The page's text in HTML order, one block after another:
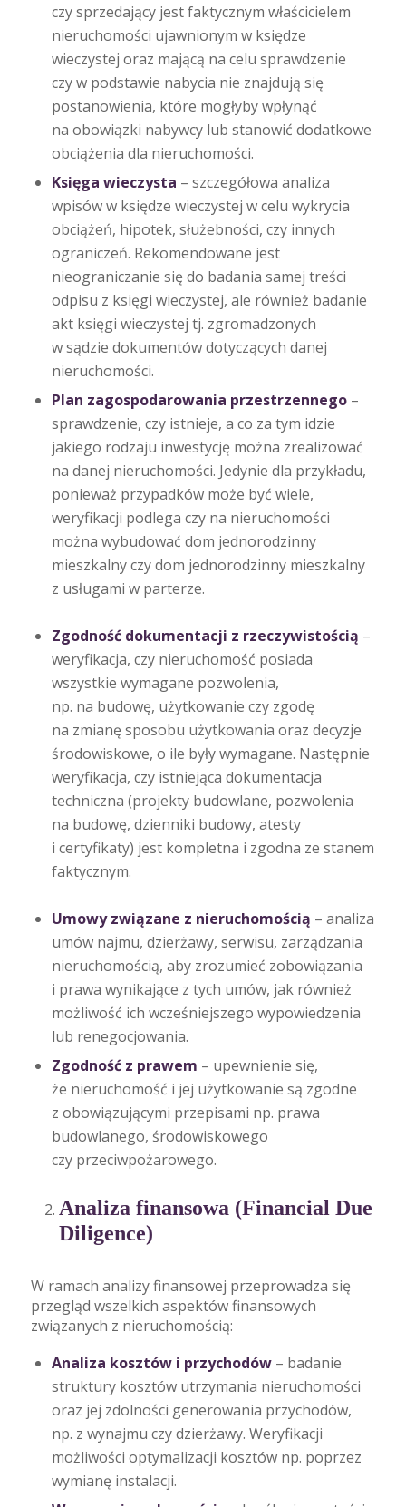
czy sprzedający jest faktycznym właścicielem
nieruchomości ujawnionym w księdze
wieczystej oraz mającą na celu sprawdzenie
czy w podstawie nabycia nie znajdują się
postanowienia, które mogłyby wpłynąć
na obowiązki nabywcy lub stanowić dodatkowe
obciążenia dla nieruchomości.
Księga wieczysta – szczegółowa analiza
wpisów w księdze wieczystej w celu wykrycia
obciążeń, hipotek, służebności, czy innych
ograniczeń. Rekomendowane jest
nieograniczanie się do badania samej treści
odpisu z księgi wieczystej, ale również badanie
akt księgi wieczystej tj. zgromadzonych
w sądzie dokumentów dotyczących danej
nieruchomości.
Plan zagospodarowania przestrzennego–
sprawdzenie, czy istnieje, a co za tym idzie
jakiego rodzaju inwestycję można zrealizować
na danej nieruchomości. Jedynie dla przykładu,
ponieważ przypadków może być wiele,
weryfikacji podlega czy na nieruchomości
można wybudować dom jednorodzinny
mieszkalny czy dom jednorodzinny mieszkalny
z usługami w parterze.
Zgodność dokumentacji z rzeczywistością –
weryfikacja, czy nieruchomość posiada
wszystkie wymagane pozwolenia,
np. na budowę, użytkowanie czy zgodę
na zmianę sposobu użytkowania oraz decyzje
środowiskowe, o ile były wymagane. Następnie
weryfikacja, czy istniejąca dokumentacja
techniczna (projekty budowlane, pozwolenia
na budowę, dzienniki budowy, atesty
i certyfikaty) jest kompletna i zgodna ze stanem
faktycznym.
Umowy związane z nieruchomością – analiza
umów najmu, dzierżawy, serwisu, zarządzania
nieruchomością, aby zrozumieć zobowiązania
i prawa wynikające z tych umów, jak również
możliwość ich wcześniejszego wypowiedzenia
lub renegocjowania.
Zgodność z prawem – upewnienie się,
że nieruchomość i jej użytkowanie są zgodne
z obowiązującymi przepisami np. prawa
budowlanego, środowiskowego
czy przeciwpożarowego.
Analiza finansowa (Financial Due
Diligence)
W ramach analizy finansowej przeprowadza się
przegląd wszelkich aspektów finansowych
związanych z nieruchomością:
Analiza kosztów i przychodów– badanie
struktury kosztów utrzymania nieruchomości
oraz jej zdolności generowania przychodów,
np. z wynajmu czy dzierżawy. Weryfikacji
możliwości optymalizacji kosztów np. poprzez
wymianę instalacji.